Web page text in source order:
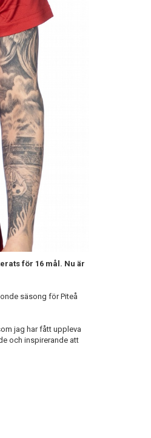
för 16 mål. Nu är
säsong för Piteå
jag har fått uppleva
och inspirerande att